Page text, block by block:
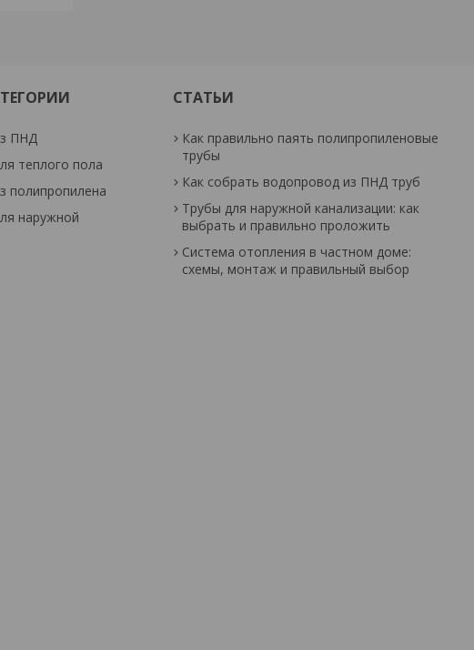
ПНД
теплого пола
полипропилена
наружной
СТАТЬИ
Как правильно паять полипропиленовые
трубы
Как собрать водопровод из ПНД труб
Трубы для наружной канализации: как
выбрать и правильно проложить
Система отопления в частном доме:
схемы, монтаж и правильный выбор